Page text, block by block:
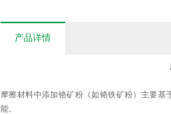
产品详情
摩擦材料中添加铬矿粉（如铬铁矿粉）主要
能。 ‌